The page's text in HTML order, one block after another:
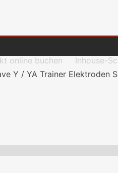
Y / YA Trainer Elektroden